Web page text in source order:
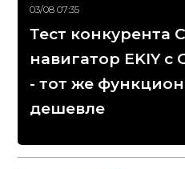
03/08 07:35
Тест конкурента
навигатор EKIY с
- тот же
дешевле